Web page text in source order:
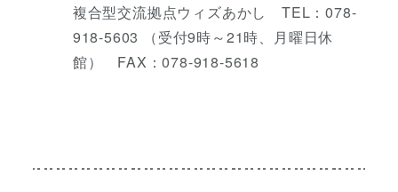
複合型交流拠点ウィズあかし TEL：078-
918-5603 （受付9時～21時、月曜日休
館） FAX：078-918-5618